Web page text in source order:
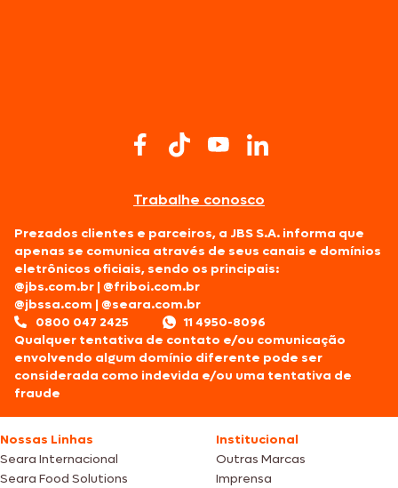
Trabalhe conosco
Prezados clientes e parceiros, a JBS S.A. informa que
apenas se comunica através de seus canais e domínios
eletrônicos oficiais, sendo os principais:
@jbs.com.br |@friboi.com.br
@jbssa.com |@seara.com.br
0800 047 2425
11 4950-8096
Qualquer tentativa de contato e/ou comunicação
envolvendo algum domínio diferente pode ser
considerada como indevida e/ou uma tentativa de
fraude
Nossas Linhas
Seara Internacional
Seara Food Solutions
Institucional
Outras Marcas
Imprensa